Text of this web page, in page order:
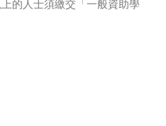
的人士須繳交「一般資助學